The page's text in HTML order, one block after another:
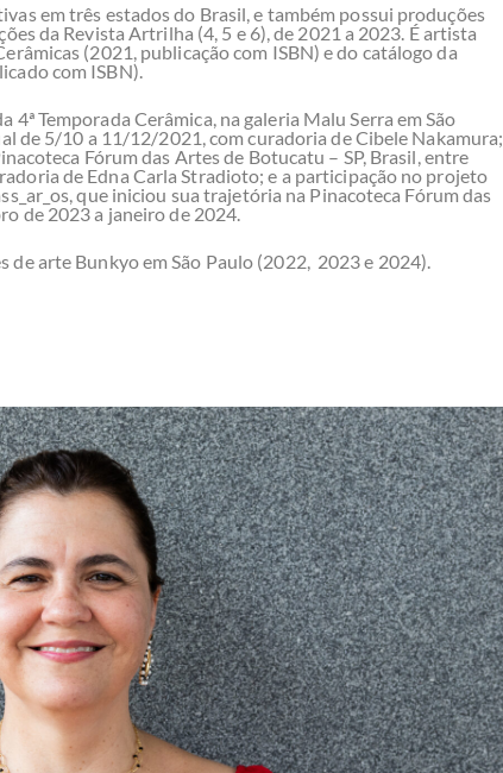
em três estados do Brasil, e também possui produções
da Revista Artrilha (4, 5 e 6), de 2021 a 2023. É artista
(2021, publicação com ISBN) e do catálogo da
com ISBN).
4ª Temporada Cerâmica, na galeria Malu Serra em São
de 5/10 a 11/12/2021, com curadoria de Cibele Nakamura;
Fórum das Artes de Botucatu – SP, Brasil, entre
de Edna Carla Stradioto; e a participação no projeto
que iniciou sua trajetória na Pinacoteca Fórum das
de 2023 a janeiro de 2024.
de arte Bunkyo em São Paulo (2022, 2023 e 2024).